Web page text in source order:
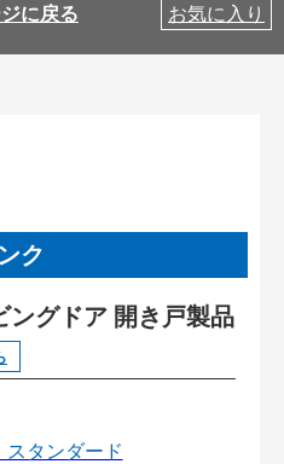
に戻る お気に入り
ク
グドア 開き戸製品
スタンダード